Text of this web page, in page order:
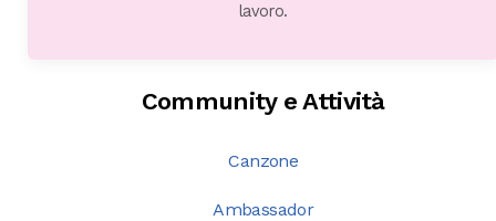
lavoro.
Community e Attività
Canzone
Ambassador